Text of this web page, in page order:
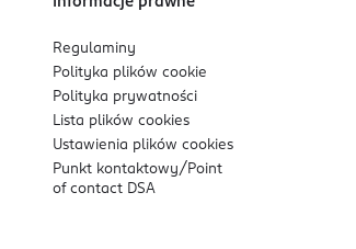
Regulaminy
Polityka plikówcookie
Polityka prywatności
Lista plikówcookies
Ustawienia plikówcookies
Punkt kontaktowy/ Point
of contact DSA